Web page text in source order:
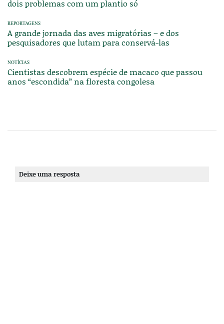
dois problemas com um plantio só
REPORTAGENS
A grande jornada das aves migratórias – e dos
pesquisadores que lutam para conservá-las
NOTÍCIAS
Cientistas descobrem espécie de macaco que passou
anos “escondida” na floresta congolesa
Deixe uma resposta